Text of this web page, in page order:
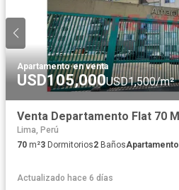
Apartamento·en venta
USD105,000USD1,500/m²
Lima, Perú
70 m²3 Dormitorios2 BañosApartamento
Actualizado hace 6 días